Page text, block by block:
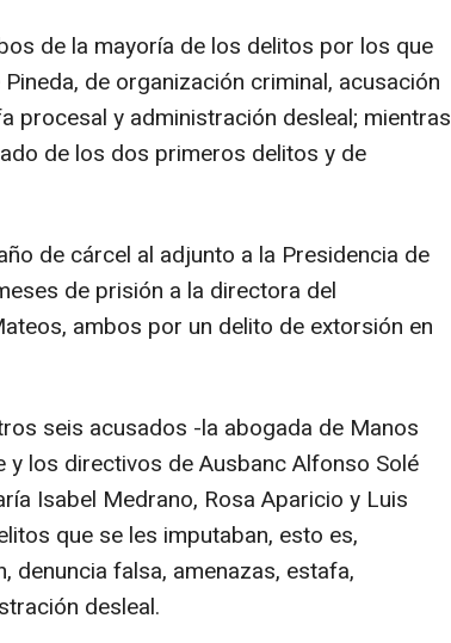
de la mayoría de los delitos por los que
de organización criminal, acusación
procesal y administración desleal; mientras
de los dos primeros delitos y de
de cárcel al adjunto a la Presidencia de
de prisión a la directora del
ambos por un delito de extorsión en
seis acusados -la abogada de Manos
los directivos de Ausbanc Alfonso Solé
Isabel Medrano, Rosa Aparicio y Luis
que se les imputaban, esto es,
denuncia falsa, amenazas, estafa,
desleal.